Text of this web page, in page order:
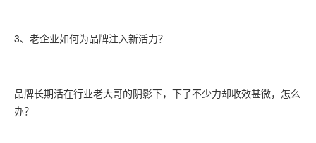
3、老企业如何为品牌注入新活力？
品牌长期活在行业老大哥的阴影下，下了不少力却收效甚微，怎么
办？